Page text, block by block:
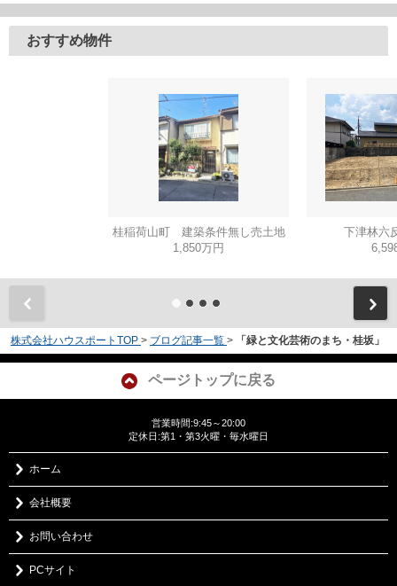
おすすめ物件
桂稲荷山町 建築条件無し売土地
1,850万円
下津林六
株式会社ハウスポートTOP > ブログ記事一覧 > 「緑と文化芸術のまち・桂坂」
ページトップに戻る
営業時間:9:45～20:00
定休日:第1・第3火曜・毎水曜日
ホーム
会社概要
お問い合わせ
PCサイト